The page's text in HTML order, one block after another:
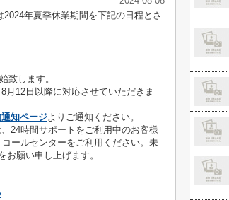
年夏季休業期間を下記の日程とさ
致します。
12日以降に対応させていただきま
知ページよりご通知ください。
24時間サポートをご利用中のお客様
ールセンターをご利用ください。未
お願い申し上げます。